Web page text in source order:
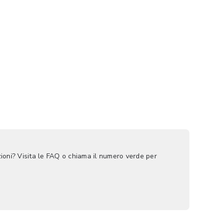
Visita le FAQ o chiama il numero verde per